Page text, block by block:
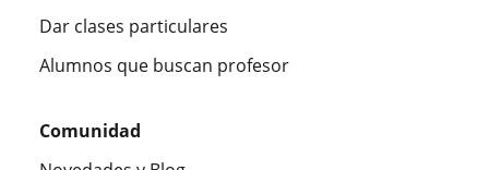
Dar clases particulares
Alumnos que buscan profesor
Comunidad